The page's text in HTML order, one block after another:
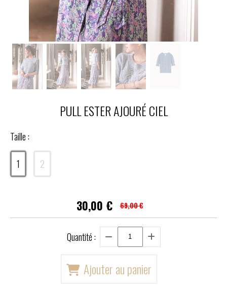
PULL ESTER AJOURÉ CIEL
Taille :
1 2
30,00 € 69,00 €
Quantité :
Ajouter au panier